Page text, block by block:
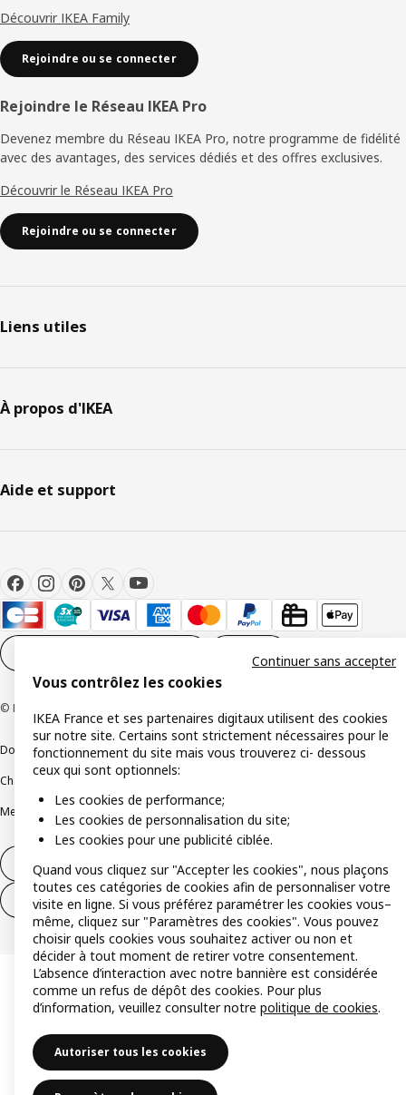
Découvrir IKEA Family
Rejoindre ou se connecter
Rejoindre le Réseau IKEA Pro
Devenez membre du Réseau IKEA Pro, notre programme de fidélité
avec des avantages, des services dédiés et des offres exclusives.
Découvrir le Réseau IKEA Pro
Rejoindre ou se connecter
Liens utiles
À propos d'IKEA
Aide et support
FR
© Inter IKEA Systems B.V 1999-2026
Documents juridiques et informations légales
Charte de protection des données
Mentions légales
Alertes fraude Rappel produit Accessibilité : non conforme
Formulaire de rétractation – produits
Formulaire de rétractation – services
Vous contrôlez les cookies
IKEA France et ses partenaires digitaux utilisent des cookies
sur notre site. Certains sont strictement nécessaires pour le
fonctionnement du site mais vous trouverez ci- dessous
ceux qui sont optionnels:
Les cookies de performance;
Les cookies de personnalisation du site;
Les cookies pour une publicité ciblée.
Quand vous cliquez sur "Accepter les cookies", nous plaçons
toutes ces catégories de cookies afin de personnaliser votre
visite en ligne. Si vous préférez paramétrer les cookies vous–
même, cliquez sur "Paramètres des cookies". Vous pouvez
choisir quels cookies vous souhaitez activer ou non et
décider à tout moment de retirer votre consentement.
L’absence d’interaction avec notre bannière est considérée
comme un refus de dépôt des cookies. Pour plus
d’information, veuillez consulter notre politique de cookies.
Autoriser tous les cookies
Continuer sans accepter